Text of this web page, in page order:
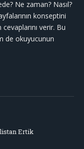
Ne zaman? Nasıl?
konseptini
verir. Bu
de okuyucunun
Ertik